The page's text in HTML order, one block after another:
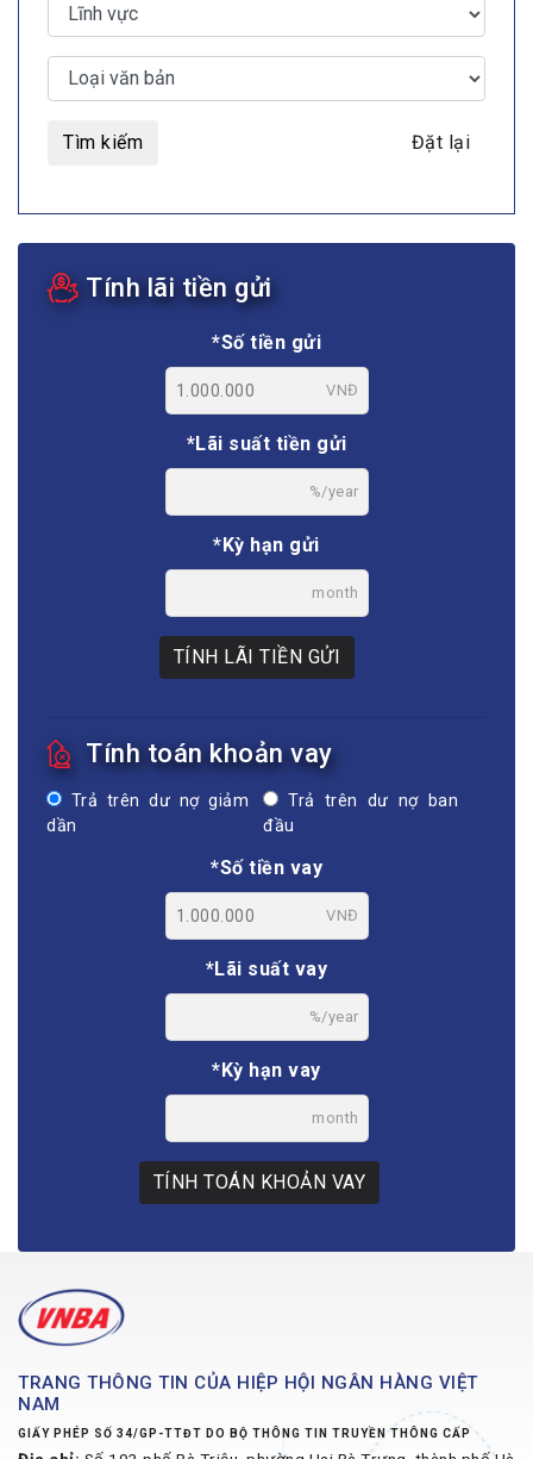
Tìm kiếm Đặt lại
Tính lãi tiền gửi
*Số tiền gửi
VNĐ
*Lãi suất tiền gửi
%/year
*Kỳ hạn gửi
month
TÍNH LÃI TIỀN GỬI
Tính toán khoản vay
Trả trên dư nợ giảm
dần
Trả trên dư nợ ban
đầu
*Số tiền vay
VNĐ
*Lãi suất vay
%/year
*Kỳ hạn vay
month
TÍNH TOÁN KHOẢN VAY
TRANG THÔNG TIN CỦA HIỆP HỘI NGÂN HÀNG VIỆT
NAM
GIẤY PHÉP SỐ 34/GP-TTĐT DO BỘ THÔNG TIN TRUYỀN THÔNG CẤP